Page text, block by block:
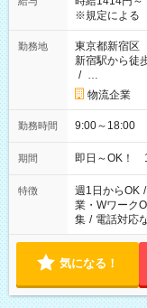
※規定による
勤務地
東京都新宿区
新宿駅から徒
/ …
物流企業
勤務時間 9:00～18:00
期間 即日～OK！
特徴 週1日からOK /
業・Wワーク
集 / 電話対応
気になる！